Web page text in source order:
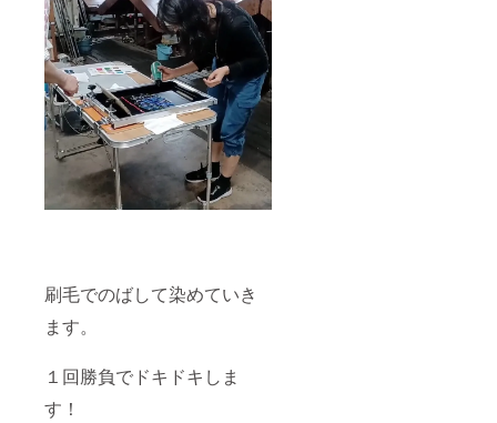
刷毛でのばして染めていき
ます。
１回勝負でドキドキしま
す！